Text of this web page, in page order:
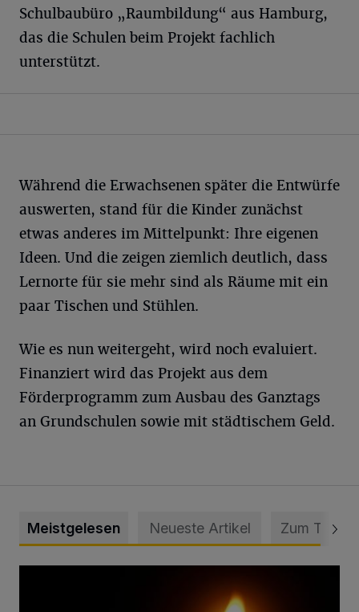
Schulbaubüro „Raumbildung“ aus Hamburg,
das die Schulen beim Projekt fachlich
unterstützt.
Während die Erwachsenen später die Entwürfe
auswerten, stand für die Kinder zunächst
etwas anderes im Mittelpunkt: Ihre eigenen
Ideen. Und die zeigen ziemlich deutlich, dass
Lernorte für sie mehr sind als Räume mit ein
paar Tischen und Stühlen.
Wie es nun weitergeht, wird noch evaluiert.
Finanziert wird das Projekt aus dem
Förderprogramm zum Ausbau des Ganztags
an Grundschulen sowie mit städtischem Geld.
Meistgelesen Neueste Artikel Zum Thema